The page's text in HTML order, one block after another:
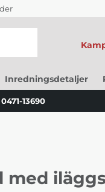
Inredningsdetaljer
0471-13690
med